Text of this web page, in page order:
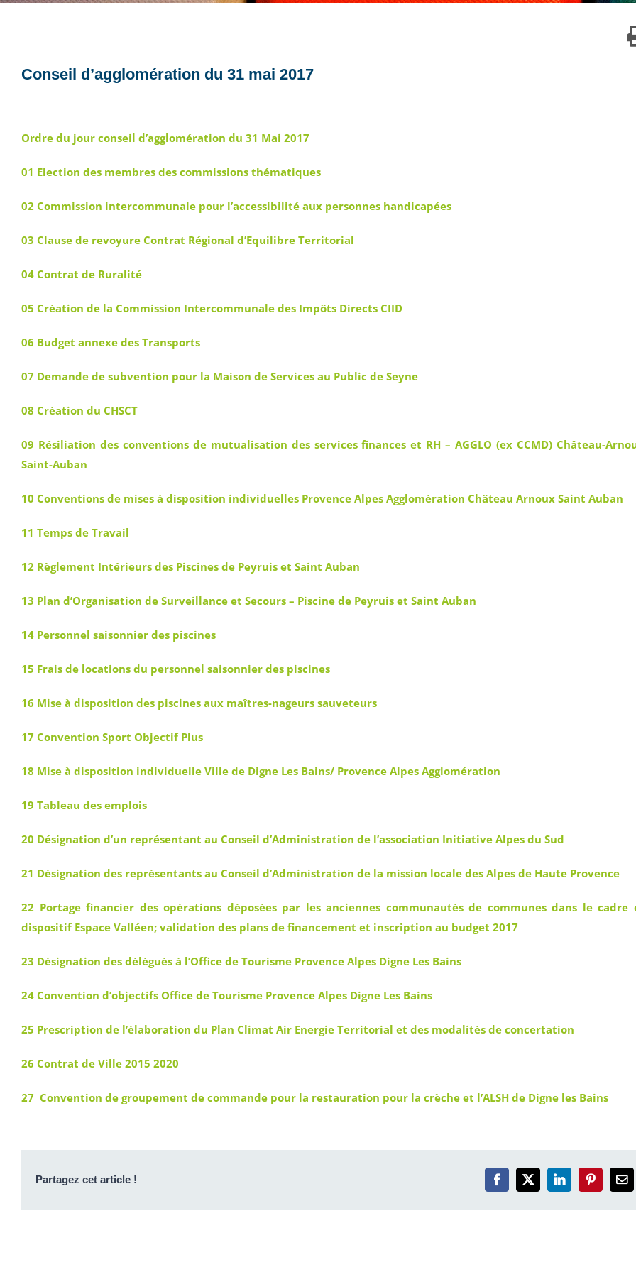
Conseil d’agglomération du 31 mai 2017
Ordre du jour conseil d’agglomération du 31 Mai 2017
01 Election des membres des commissions thématiques
02 Commission intercommunale pour l’accessibilité aux personnes handicapées
03 Clause de revoyure Contrat Régional d’Equilibre Territorial
04 Contrat de Ruralité
05 Création de la Commission Intercommunale des Impôts Directs CIID
06 Budget annexe des Transports
07 Demande de subvention pour la Maison de Services au Public de Seyne
08 Création du CHSCT
09 Résiliation des conventions de mutualisation des services finances et RH – AGGLO (ex CCMD) Château-
Saint-Auban
10 Conventions de mises à disposition individuelles Provence Alpes Agglomération Château Arnoux Saint Auban
11 Temps de Travail
12 Règlement Intérieurs des Piscines de Peyruis et Saint Auban
13 Plan d’Organisation de Surveillance et Secours – Piscine de Peyruis et Saint Auban
14 Personnel saisonnier des piscines
15 Frais de locations du personnel saisonnier des piscines
16 Mise à disposition des piscines aux maîtres-nageurs sauveteurs
17 Convention Sport Objectif Plus
18 Mise à disposition individuelle Ville de Digne Les Bains/ Provence Alpes Agglomération
19 Tableau des emplois
20 Désignation d’un représentant au Conseil d’Administration de l’association Initiative Alpes du Sud
21 Désignation des représentants au Conseil d’Administration de la mission locale des Alpes de Haute Provence
22 Portage financier des opérations déposées par les anciennes communautés de communes dans le cadre
dispositif Espace Valléen; validation des plans de financement et inscription au budget 2017
23 Désignation des délégués à l’Office de Tourisme Provence Alpes Digne Les Bains
24 Convention d’objectifs Office de Tourisme Provence Alpes Digne Les Bains
25 Prescription de l’élaboration du Plan Climat Air Energie Territorial et des modalités de concertation
26 Contrat de Ville 2015 2020
27 Convention de groupement de commande pour la restauration pour la crèche et l’ALSH de Digne les Bains
Partagez cet article ! Facebook
X LinkedInPinterest